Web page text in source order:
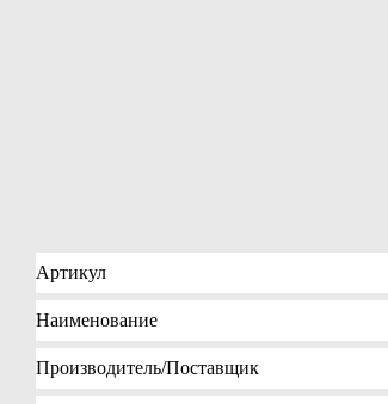
Артикул
Наименование
Производитель/Поставщик